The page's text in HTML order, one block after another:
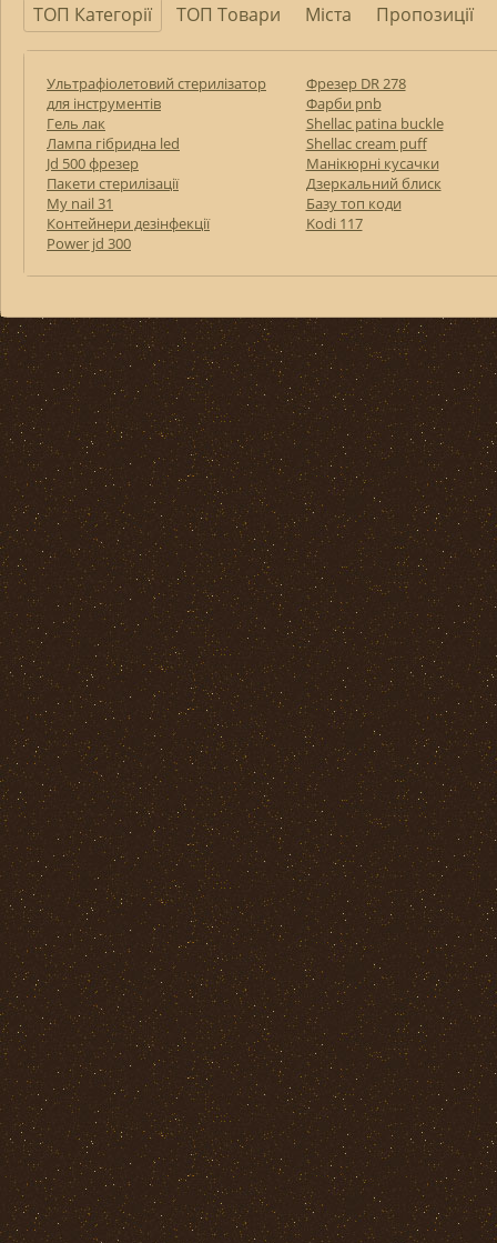
ТОП Категорії ТОП Товари Міста Пропозиції
Ультрафіолетовий стерилізатор
для інструментів
Гель лак
Лампа гібридна led
Jd 500 фрезер
Пакети стерилізації
My nail 31
Контейнери дезінфекції
Power jd 300
Фрезер DR 278
Фарби pnb
Shellac patina buckle
Shellac cream puff
Манікюрні кусачки
Дзеркальний блиск
Базу топ коди
Kodi 117